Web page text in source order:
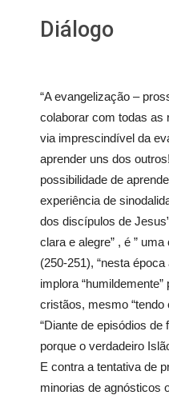
Diálogo
“A evangelização –
colaborar com todas as
via imprescindível da
aprender uns dos
possibilidade de
experiência de
dos discípulos de
clara e alegre” , é ”
(250-251), “nesta
implora
cristãos, mesmo
“Diante de episódios
porque o verdadeiro
E contra a tentativa de
minorias de agnósticos